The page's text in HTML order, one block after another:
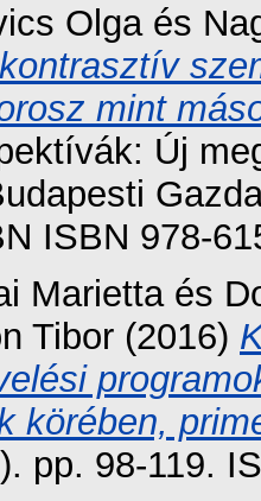
Olgaés
mint
Új
ISBN 978-
Mariettaés
Tibor (2016)
körében,
pp. 98-119.